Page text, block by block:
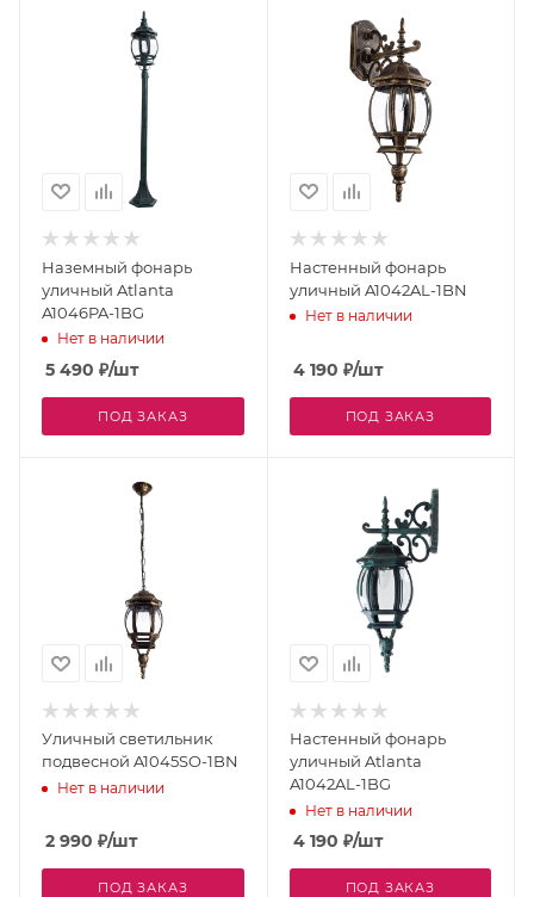
Наземный фонарь
уличный Atlanta
A1046PA-1BG
Нет в наличии
5 490 ₽/шт
ПОД ЗАКАЗ
Настенный фонарь
уличный A1042AL-1BN
Нет в наличии
4 190 ₽/шт
ПОД ЗАКАЗ
Уличный светильник
подвесной A1045SO-1BN
Нет в наличии
2 990 ₽/шт
ПОД ЗАКАЗ
Настенный фонарь
уличный Atlanta
A1042AL-1BG
Нет в наличии
4 190 ₽/шт
ПОД ЗАКАЗ